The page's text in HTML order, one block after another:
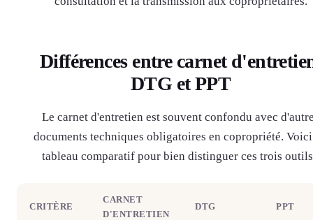
Différences entre carnet
DTG et PPT
Le carnet d'entretien est souvent confondu avec
documents techniques obligatoires en copropriété.
tableau comparatif pour bien distinguer ces trois
CRITÈRE
CARNET
D'ENTRETIEN
DTG PPT